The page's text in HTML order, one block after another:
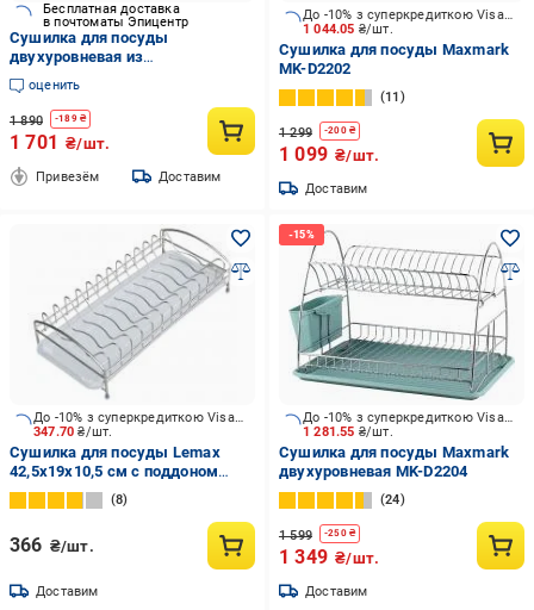
Бесплатная доставка
в почтоматы Эпицентр
Сушилка для посуды
двухуровневая из
нержавеющей стали
(К0000000062)
оценить
1 890 -189₴
1 701 ₴/шт.
Привезём Доставим
1 044.05 ₴/шт.
До -10% з суперкредиткою Visa Вигода
Сушилка для посуды Maxmark
MK-D2202
11
1 299 -200₴
1 099 ₴/шт.
Доставим
347.70₴/шт.
До -10% з суперкредиткою Visa Вигода
Сушилка для посуды Lemax
42,5х19х10,5 см с поддоном
хром LF-368
8
366 ₴/шт.
Доставим
1 281.55 ₴/шт.
До -10% з суперкредиткою Visa Вигода
Сушилка для посуды Maxmark
двухуровневая MK-D2204
24
1 599 -250₴
1 349 ₴/шт.
Доставим